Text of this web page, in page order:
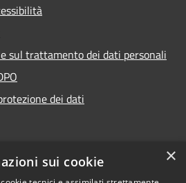
sul trattamento dei dati personali
dei dati
×
sui cookie